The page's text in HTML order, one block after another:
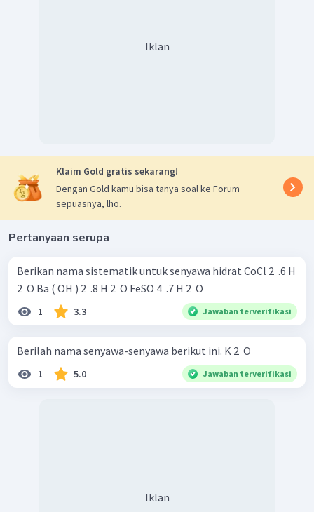
Iklan
Klaim Gold gratis sekarang!
Dengan Gold kamu bisa tanya soal ke Forum
sepuasnya, lho.
Pertanyaan serupa
Berikan nama sistematik untuk senyawa hidrat CoCl 2 ​ .6 H
2 ​ O Ba ( OH ) 2 ​ .8 H 2 ​ O FeSO 4 ​ .7 H 2 ​ O
1 3.3 Jawaban terverifikasi
Berilah nama senyawa-senyawa berikut ini. K 2 ​ O
1 5.0 Jawaban terverifikasi
Iklan